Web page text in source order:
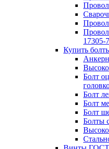
17305-
Купить
Болт
Болт
Болт
Болт
Болты